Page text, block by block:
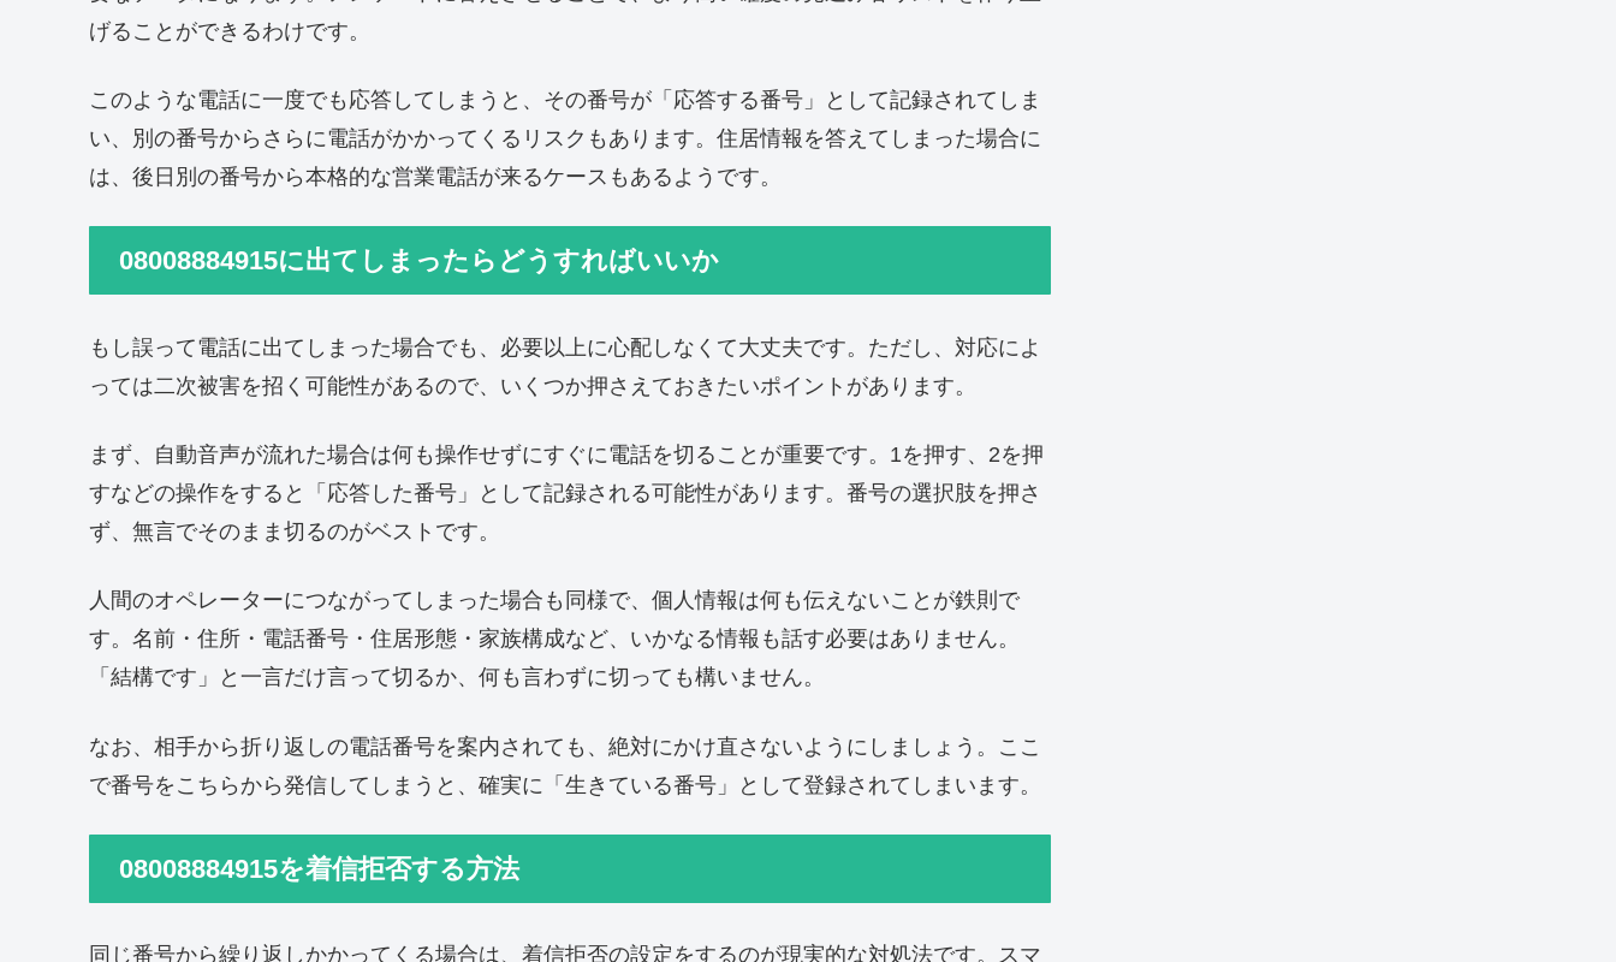
げることができるわけです。
このような電話に一度でも応答してしまうと、その番号が「応答する番号」として記録されてしま
い、別の番号からさらに電話がかかってくるリスクもあります。住居情報を答えてしまった場合に
は、後日別の番号から本格的な営業電話が来るケースもあるようです。
08008884915に出てしまったらどうすればいいか
もし誤って電話に出てしまった場合でも、必要以上に心配しなくて大丈夫です。ただし、対応によ
っては二次被害を招く可能性があるので、いくつか押さえておきたいポイントがあります。
まず、自動音声が流れた場合は何も操作せずにすぐに電話を切ることが重要です。1を押す、2を押
すなどの操作をすると「応答した番号」として記録される可能性があります。番号の選択肢を押さ
ず、無言でそのまま切るのがベストです。
人間のオペレーターにつながってしまった場合も同様で、個人情報は何も伝えないことが鉄則で
す。名前・住所・電話番号・住居形態・家族構成など、いかなる情報も話す必要はありません。
「結構です」と一言だけ言って切るか、何も言わずに切っても構いません。
なお、相手から折り返しの電話番号を案内されても、絶対にかけ直さないようにしましょう。ここ
で番号をこちらから発信してしまうと、確実に「生きている番号」として登録されてしまいます。
08008884915を着信拒否する方法
同じ番号から繰り返しかかってくる場合は、着信拒否の設定をするのが現実的な対処法です。スマ